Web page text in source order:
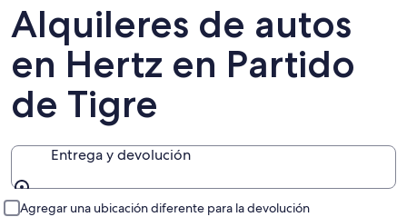
Alquileres de autos
en Hertz en Partido
de Tigre
Entrega y devolución
Agregar una ubicación diferente para la devolución